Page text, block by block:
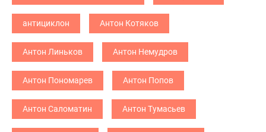
антициклон Антон Котяков
Антон Линьков Антон Немудров
Антон Пономарев Антон Попов
Антон Саломатин Антон Тумасьев